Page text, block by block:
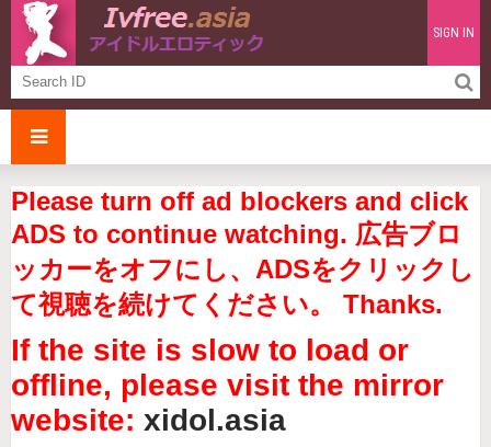
SIGN IN
Please turn off ad blockers and click
ADS to continue watching. 広告ブロ
ッカーをオフにし、ADSをクリックし
て視聴を続けてください。 Thanks.
If the site is slow to load or
offline, please visit the mirror
website: xidol.asia